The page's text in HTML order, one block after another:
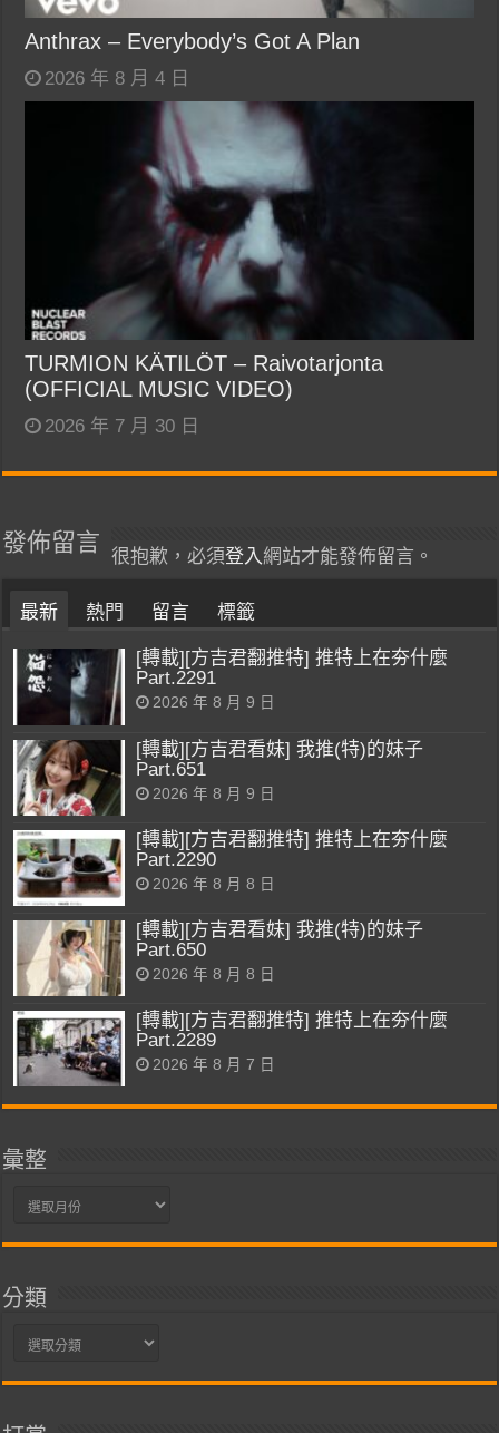
Anthrax – Everybody’s Got A Plan
2026 年 8 月 4 日
TURMION KÄTILÖT – Raivotarjonta
(OFFICIAL MUSIC VIDEO)
2026 年 7 月 30 日
發佈留言
很抱歉，必須登入網站才能發佈留言。
最新 熱門 留言 標籤
[轉載][方吉君翻推特] 推特上在夯什麼
Part.2291
2026 年 8 月 9 日
[轉載][方吉君看妹] 我推(特)的妹子
Part.651
2026 年 8 月 9 日
[轉載][方吉君翻推特] 推特上在夯什麼
Part.2290
2026 年 8 月 8 日
[轉載][方吉君看妹] 我推(特)的妹子
Part.650
2026 年 8 月 8 日
[轉載][方吉君翻推特] 推特上在夯什麼
Part.2289
2026 年 8 月 7 日
彙整
彙
分類
分